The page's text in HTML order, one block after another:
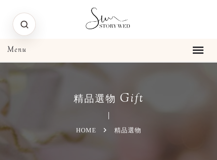
精品選物 Gift
HOME 精品選物